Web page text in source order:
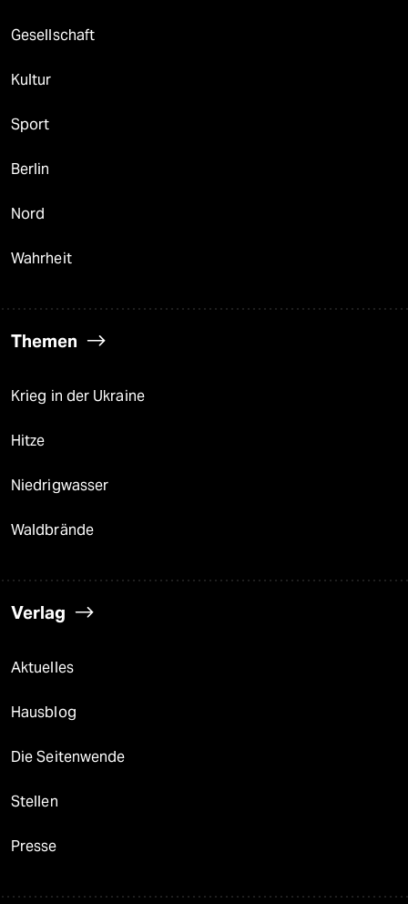
Gesellschaft
Kultur
Sport
Berlin
Nord
Wahrheit
Themen
Krieg in der Ukraine
Hitze
Niedrigwasser
Waldbrände
Verlag
Aktuelles
Hausblog
Die Seitenwende
Stellen
Presse